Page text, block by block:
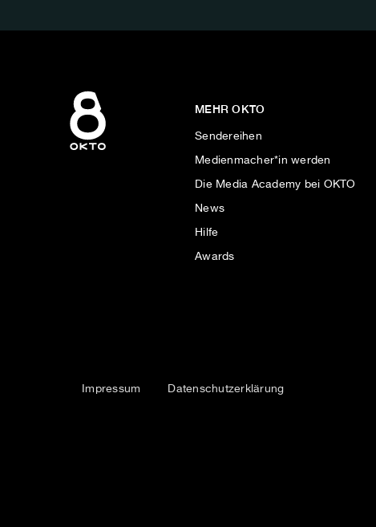
MEHR OKTO
Sendereihen
Medienmacher*in werden
Die Media Academy bei OKTO
News
Hilfe
Awards
Impressum Datenschutzerklärung